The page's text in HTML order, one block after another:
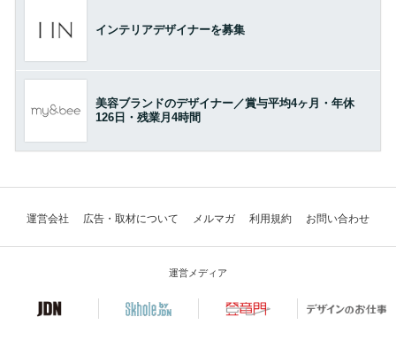
インテリアデザイナーを募集
美容ブランドのデザイナー／賞与平均4ヶ月・年休
126日・残業月4時間
運営会社 広告・取材について メルマガ 利用規約 お問い合わせ
運営メディア